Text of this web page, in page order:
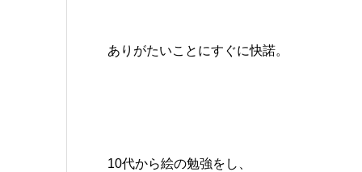
ありがたいことにすぐに快諾。
10代から絵の勉強をし、